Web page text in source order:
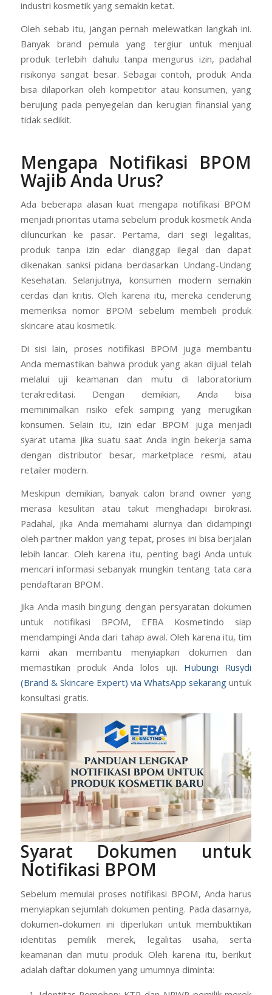
industri kosmetik yang semakin ketat.
Oleh sebab itu, jangan pernah melewatkan langkah ini.
Banyak brand pemula yang tergiur untuk menjual
produk terlebih dahulu tanpa mengurus izin, padahal
risikonya sangat besar. Sebagai contoh, produk Anda
bisa dilaporkan oleh kompetitor atau konsumen, yang
berujung pada penyegelan dan kerugian finansial yang
tidak sedikit.
Mengapa Notifikasi BPOM
Wajib Anda Urus?
Ada beberapa alasan kuat mengapa notifikasi BPOM
menjadi prioritas utama sebelum produk kosmetik Anda
diluncurkan ke pasar. Pertama, dari segi legalitas,
produk tanpa izin edar dianggap ilegal dan dapat
dikenakan sanksi pidana berdasarkan Undang-Undang
Kesehatan. Selanjutnya, konsumen modern semakin
cerdas dan kritis. Oleh karena itu, mereka cenderung
memeriksa nomor BPOM sebelum membeli produk
skincare atau kosmetik.
Di sisi lain, proses notifikasi BPOM juga membantu
Anda memastikan bahwa produk yang akan dijual telah
melalui uji keamanan dan mutu di laboratorium
terakreditasi. Dengan demikian, Anda bisa
meminimalkan risiko efek samping yang merugikan
konsumen. Selain itu, izin edar BPOM juga menjadi
syarat utama jika suatu saat Anda ingin bekerja sama
dengan distributor besar, marketplace resmi, atau
retailer modern.
Meskipun demikian, banyak calon brand owner yang
merasa kesulitan atau takut menghadapi birokrasi.
Padahal, jika Anda memahami alurnya dan didampingi
oleh partner maklon yang tepat, proses ini bisa berjalan
lebih lancar. Oleh karena itu, penting bagi Anda untuk
mencari informasi sebanyak mungkin tentang tata cara
pendaftaran BPOM.
Jika Anda masih bingung dengan persyaratan dokumen
untuk notifikasi BPOM, EFBA Kosmetindo siap
mendampingi Anda dari tahap awal. Oleh karena itu, tim
kami akan membantu menyiapkan dokumen dan
memastikan produk Anda lolos uji. Hubungi Rusydi
(Brand & Skincare Expert) via WhatsApp sekarang untuk
konsultasi gratis.
Syarat Dokumen untuk
Notifikasi BPOM
Sebelum memulai proses notifikasi BPOM, Anda harus
menyiapkan sejumlah dokumen penting. Pada dasarnya,
dokumen-dokumen ini diperlukan untuk membuktikan
identitas pemilik merek, legalitas usaha, serta
keamanan dan mutu produk. Oleh karena itu, berikut
adalah daftar dokumen yang umumnya diminta: